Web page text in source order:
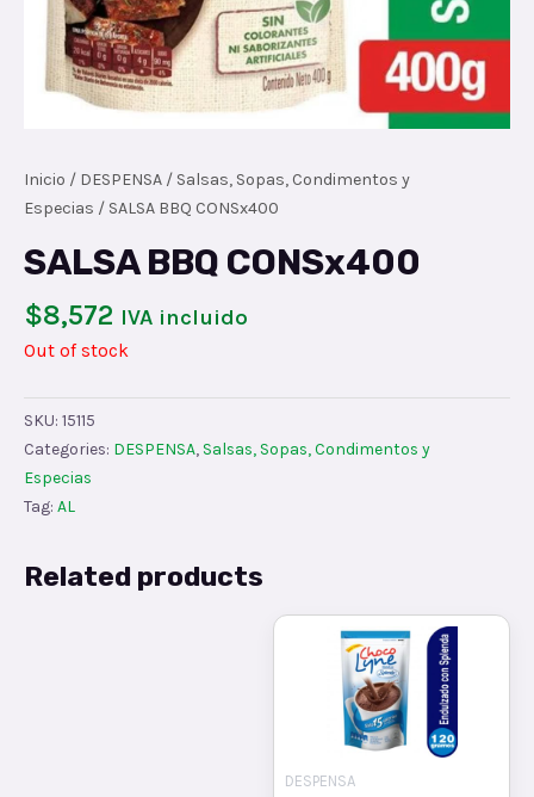
Inicio / DESPENSA / Salsas, Sopas, Condimentos y
Especias / SALSA BBQ CONSx400
SALSA BBQ CONSx400
$8,572 IVA incluido
Out of stock
SKU: 15115
Categories: DESPENSA, Salsas, Sopas, Condimentos y
Especias
Tag: AL
Related products
DESPENSA